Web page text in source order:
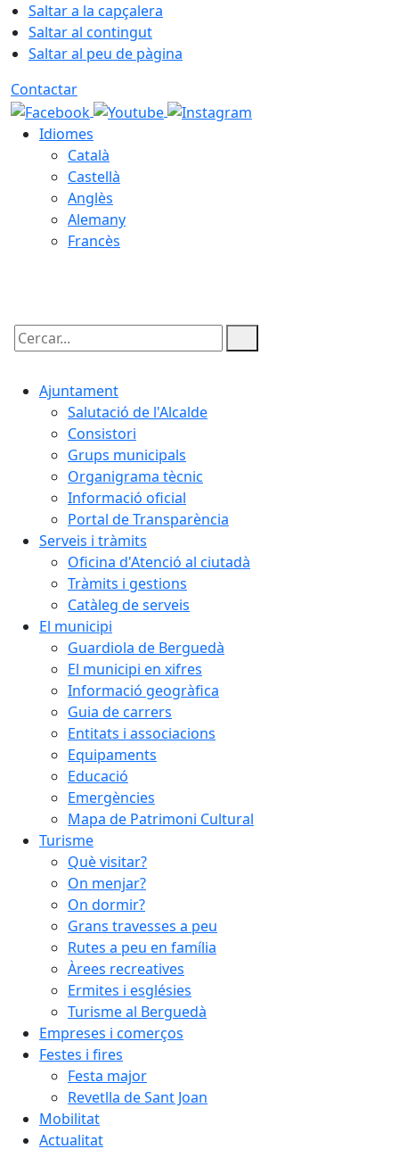
Saltar a la capçalera
Saltar al contingut
Saltar al peu de pàgina
Contactar
Idiomes
Català
Castellà
Anglès
Alemany
Francès
Cercar:
Ajuntament
Salutació de l'Alcalde
Consistori
Grups municipals
Organigrama tècnic
Informació oficial
Portal de Transparència
Serveis i tràmits
Oficina d'Atenció al ciutadà
Tràmits i gestions
Catàleg de serveis
El municipi
Guardiola de Berguedà
El municipi en xifres
Informació geogràfica
Guia de carrers
Entitats i associacions
Equipaments
Educació
Emergències
Mapa de Patrimoni Cultural
Turisme
Què visitar?
On menjar?
On dormir?
Grans travesses a peu
Rutes a peu en família
Àrees recreatives
Ermites i esglésies
Turisme al Berguedà
Empreses i comerços
Festes i fires
Festa major
Revetlla de Sant Joan
Mobilitat
Actualitat